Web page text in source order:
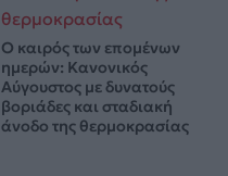
Ο καιρός των επομένων
ημερών: Κανονικός
Αύγουστος με δυνατούς
βοριάδες και σταδιακή
άνοδο της θερμοκρασίας